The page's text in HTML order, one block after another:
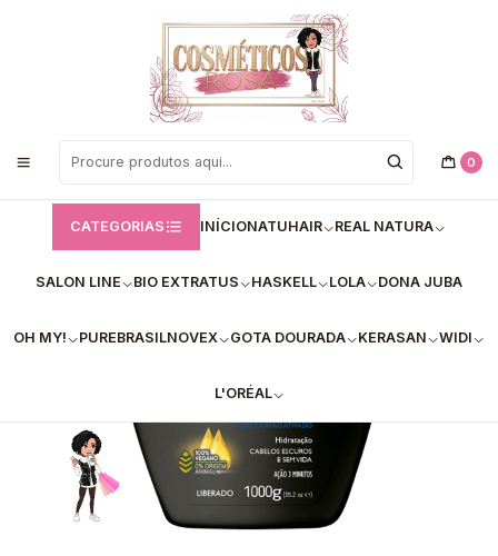
0
CATEGORIAS INÍCIONATUHAIR REAL NATURA
SALON LINE BIO EXTRATUS HASKELL LOLA DONA JUBA
OH MY! PUREBRASILNOVEX GOTA DOURADA KERASAN WIDI
L'ORÉAL
Bem vindos a Loja de Cosméticos Rosa!
Skala - Máscaras
✅Máscara Hidratação Nutrição Lama Negra Skala 1kg